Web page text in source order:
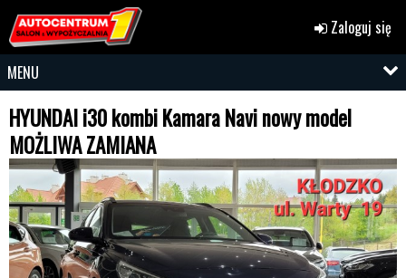
Zaloguj się
MENU
HYUNDAI i30 kombi Kamara Navi nowy model
MOŻLIWA ZAMIANA